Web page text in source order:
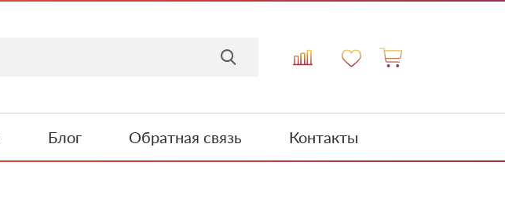
Блог Обратная связь Контакты